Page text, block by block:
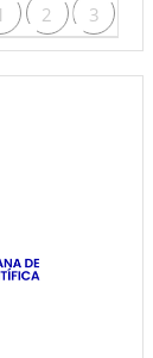
2 3